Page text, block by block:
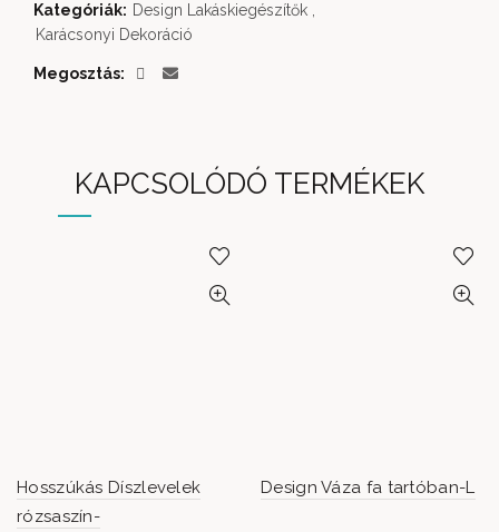
Kategóriák: Design Lakáskiegészítők
Karácsonyi Dekoráció
Megosztás
KAPCSOLÓDÓ TERMÉKEK
Hosszúkás Díszlevelek
rózsaszín-
Design Váza fa tartóban-L